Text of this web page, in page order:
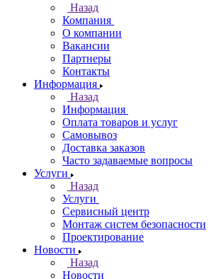
Назад
Компания
О компании
Вакансии
Партнеры
Контакты
Информация
Назад
Информация
Оплата товаров и услуг
Самовывоз
Доставка заказов
Часто задаваемые вопросы
Услуги
Назад
Услуги
Сервисный центр
Монтаж систем безопасности
Проектирование
Новости
Назад
Новости